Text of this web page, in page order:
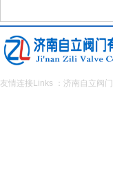
友情连接Links ： 济南自立阀门